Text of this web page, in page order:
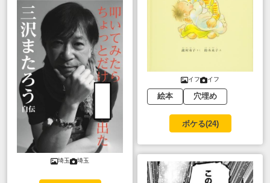
埼玉 埼玉
イフ イフ
絵本 穴埋め
ボケる(24)